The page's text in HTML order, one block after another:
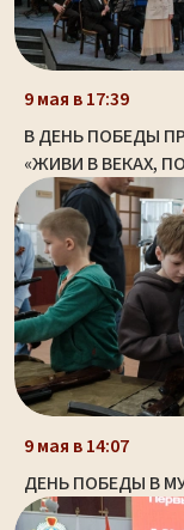
9 мая в 17:39
В ДЕНЬ ПОБЕДЫ
«ЖИВИ В ВЕКАХ,
9 мая в 14:07
ДЕНЬ ПОБЕДЫ В